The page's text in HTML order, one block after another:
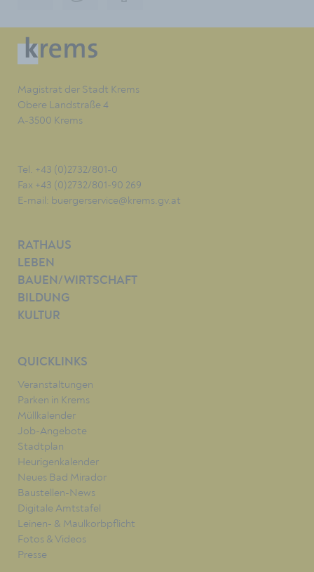
Magistrat der Stadt Krems
Obere Landstraße 4
A-3500 Krems
Tel. +43 (0)2732/801-0
Fax +43 (0)2732/801-90 269
E-mail: buergerservice@krems.gv.at
RATHAUS
LEBEN
BAUEN/WIRTSCHAFT
BILDUNG
KULTUR
QUICKLINKS
Veranstaltungen
Parken in Krems
Müllkalender
Job-Angebote
Stadtplan
Heurigenkalender
Neues Bad Mirador
Baustellen-News
Digitale Amtstafel
Leinen- & Maulkorbpflicht
Fotos & Videos
Presse